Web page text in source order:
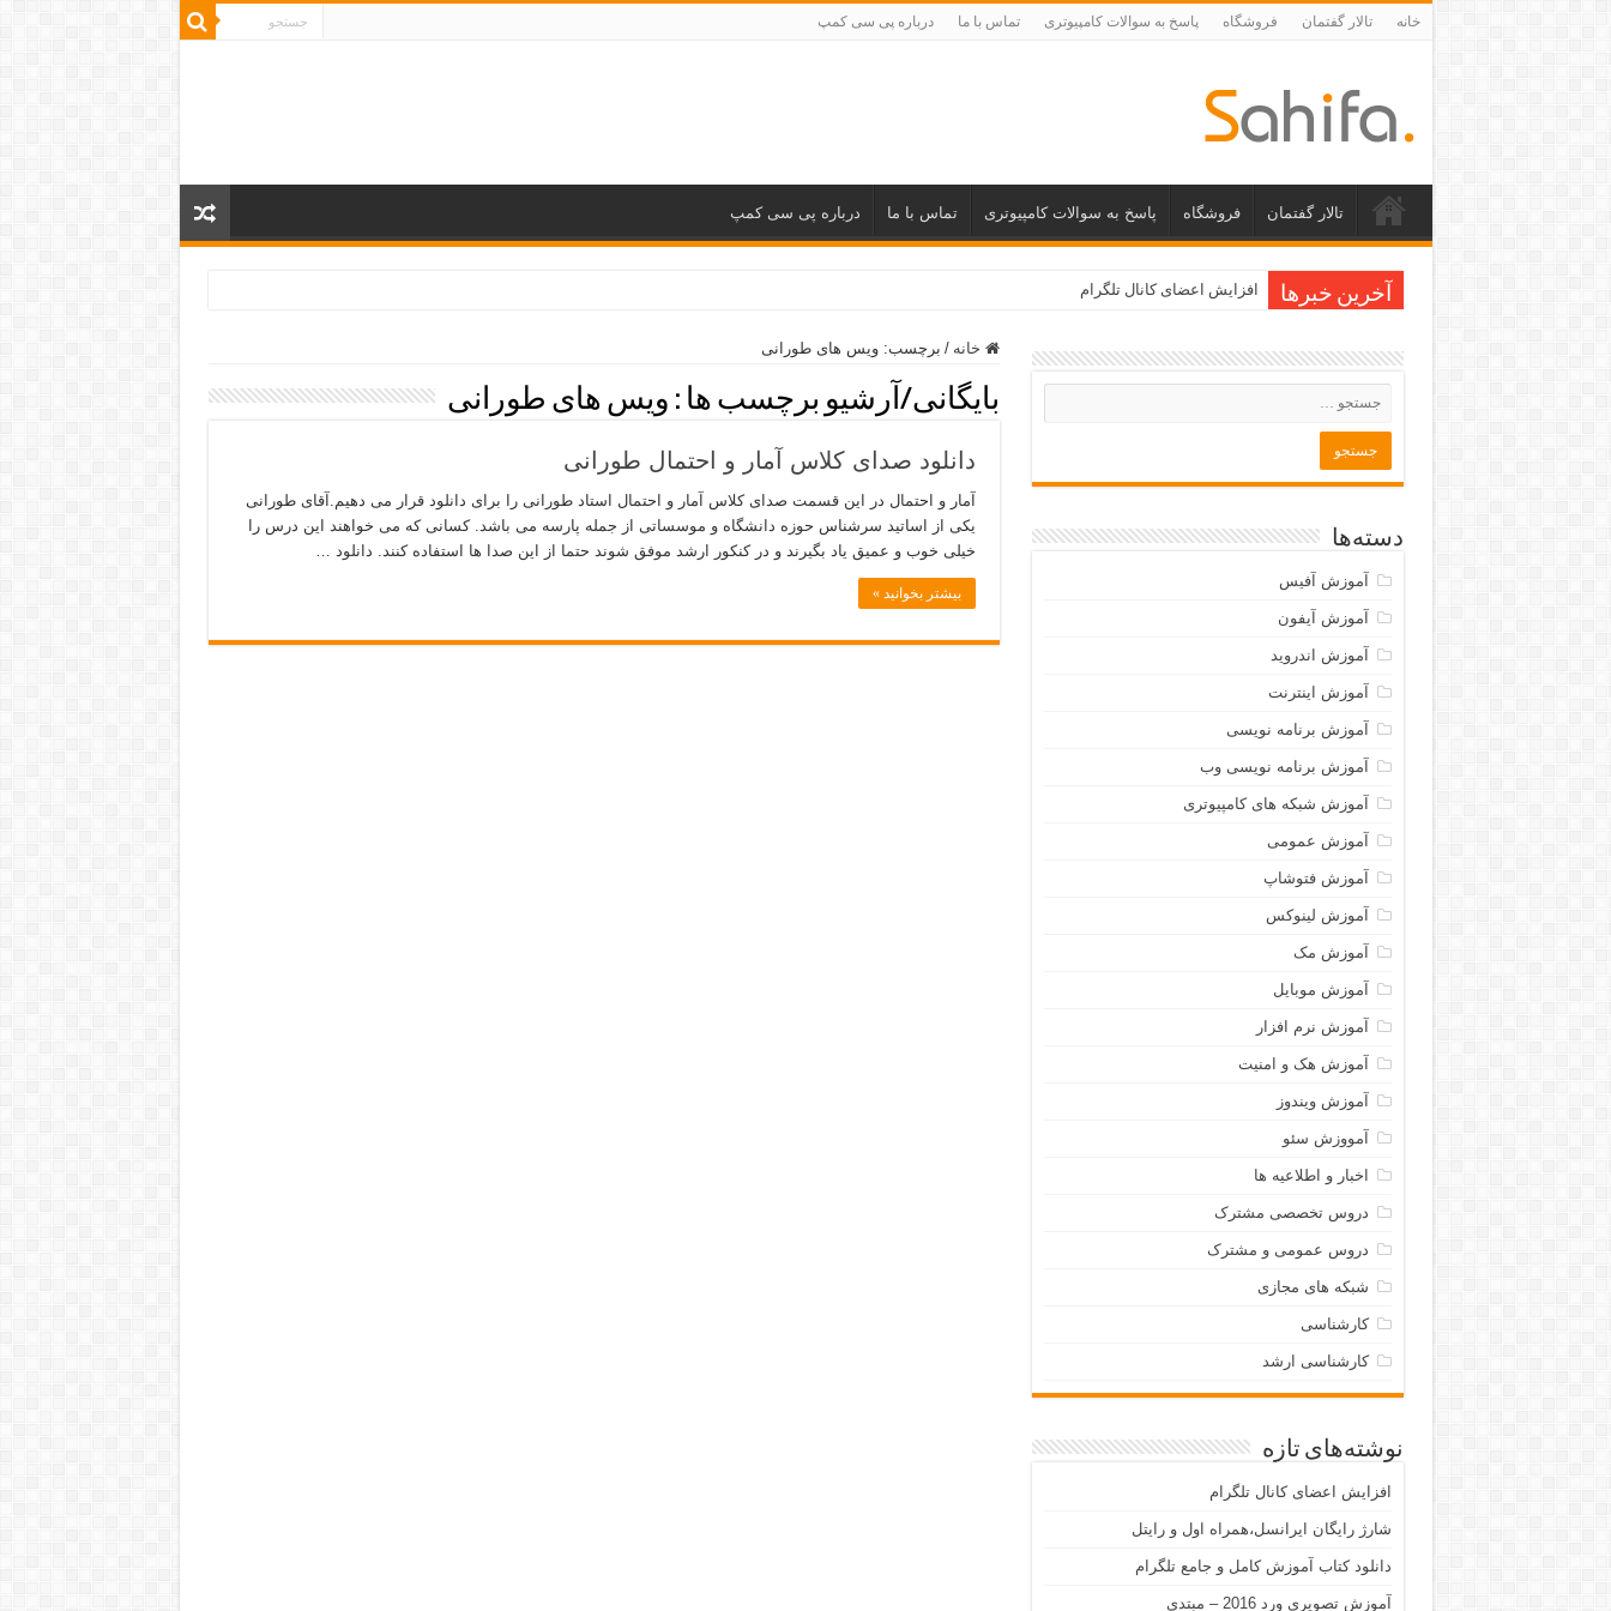
خانه تالار گفتمان فروشگاه پاسخ به سوالات کامپیوتری تماس با ما درباره پی سی کمپ
تالار گفتمان فروشگاه پاسخ به سوالات کامپیوتری تماس با ما درباره پی سی کمپ
آخرین خبرها افزایش اعضای کانال تلگرام
خانه / برچسب:ویس های طورانی
بایگانی/آرشیو برچسب ها : ویس های طورانی
دانلود صدای کلاس آمار و احتمال طورانی
آمار و احتمال در این قسمت صدای کلاس آمار و احتمال استاد طورانی را برای دانلود قرار می دهیم.آقای طورانی
یکی از اساتید سرشناس حوزه دانشگاه و موسساتی از جمله پارسه می باشد. کسانی که می خواهند این درس را
خیلی خوب و عمیق یاد بگیرند و در کنکور ارشد موفق شوند حتما از این صدا ها استفاده کنند. دانلود …
بیشتر بخوانید »
دسته‌ها
آموزش آفیس
آموزش آیفون
آموزش اندروید
آموزش اینترنت
آموزش برنامه نویسی
آموزش برنامه نویسی وب
آموزش شبکه های کامپیوتری
آموزش عمومی
آموزش فتوشاپ
آموزش لینوکس
آموزش مک
آموزش موبایل
آموزش نرم افزار
آموزش هک و امنیت
آموزش ویندوز
آمووزش سئو
اخبار و اطلاعیه ها
دروس تخصصی مشترک
دروس عمومی و مشترک
شبکه های مجازی
کارشناسی
کارشناسی ارشد
نوشته‌های تازه
افزایش اعضای کانال تلگرام
شارژ رایگان ایرانسل،همراه اول و رایتل
دانلود کتاب آموزش کامل و جامع تلگرام
آموزش تصویری ورد 2016 – مبتدی